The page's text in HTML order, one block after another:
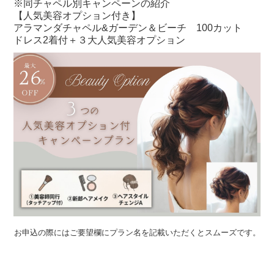
※同チャペル別キャンペーンの紹介
【人気美容オプション付き】
アラマンダチャペル&ガーデン＆ビーチ 100カット
ドレス2着付＋３大人気美容オプション
お申込の際にはご要望欄にプラン名を記載いただくとスムーズです。